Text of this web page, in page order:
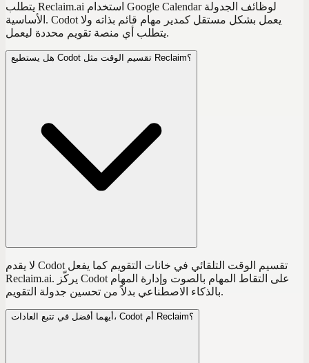
يتطلب Reclaim.ai استخدام Google Calendar لوظائف الجدولة
الأساسية. Codot يعمل بشكل مستقل كمدير مهام قائم بذاته ولا
يتطلب أي منصة تقويم محددة ليعمل.
هل يستطيع Codot تقسيم الوقت مثل Reclaim؟
لا يقدم Codot تقسيم الوقت التلقائي في خانات التقويم كما يفعل
Reclaim.ai. يركّز Codot على التقاط المهام بالصوت وإدارة المهام
بالذكاء الاصطناعي بدلاً من تحسين جدولة التقويم.
أيهما أفضل في تتبع العادات، Codot أم Reclaim؟